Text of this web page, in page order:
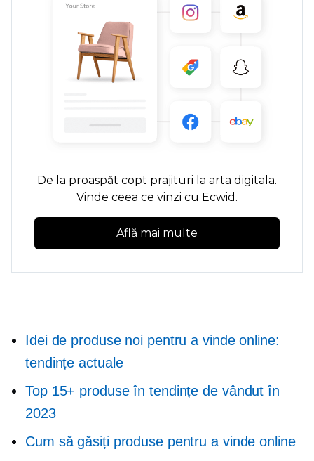
De la proaspăt copt prajituri la arta digitala.
Vinde ceea ce vinzi cu Ecwid.
Află mai multe
Idei de produse noi pentru a vinde online:
tendințe actuale
Top 15+ produse în tendințe de vândut în
2023
Cum să găsiți produse pentru a vinde online